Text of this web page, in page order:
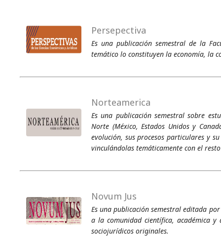
Persepectiva
Es una publicación semestral de la
temático lo constituyen la economía, la
Norteamerica
Es una publicación semestral sobre
Norte (México, Estados Unidos y
evolución, sus procesos particulares y
vinculándolas temáticamente con el
Novum Jus
Es una publicación semestral editada
a la comunidad científica, académica
sociojurídicos originales.